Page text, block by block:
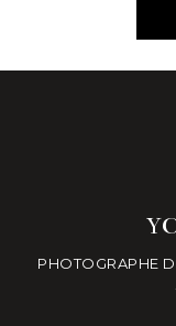
PHOTOGRAPHE